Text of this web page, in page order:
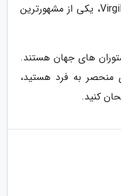
این رستوران، Virgilio Martínez Véliz، یکی از مشهورترین
های جهان هستند.
منحصر به فرد هستید،
کنید.